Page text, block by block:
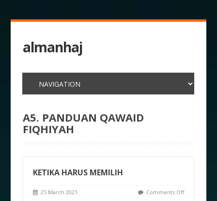
almanhaj
A5. PANDUAN QAWAID
FIQHIYAH
KETIKA HARUS MEMILIH
25 March 2021 Comments Off